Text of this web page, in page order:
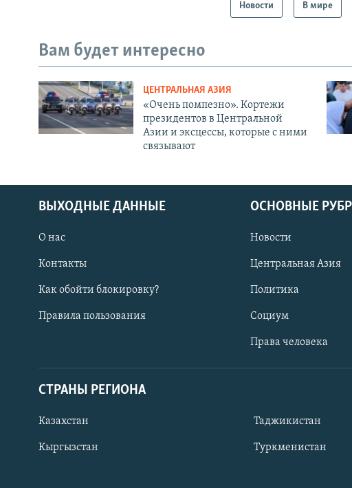
Новости В мире
Вам будет интересно
ЦЕНТРАЛЬНАЯ АЗИЯ
«Очень помпезно». Кортежи
президентов в Центральной
Азии и эксцессы, которые с ними
связывают
ВЫХОДНЫЕ ДАННЫЕ
О нас
Контакты
Как обойти блокировку?
Правила пользования
ОСНОВНЫЕ
Новости
Центральная Азия
Политика
Социум
Права человека
СТРАНЫ РЕГИОНА
Казахстан
Кыргызстан
Таджикистан
Туркменистан